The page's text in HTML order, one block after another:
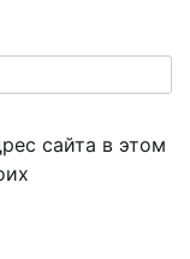
сайта в этом